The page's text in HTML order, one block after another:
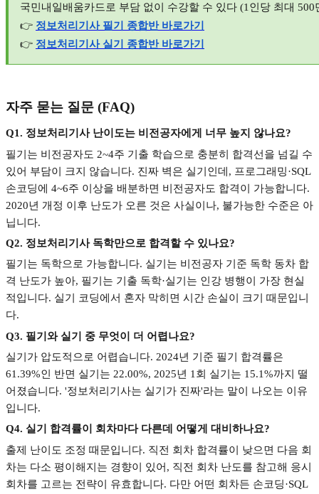
국민내일배움카드로 부담 없이 수강할 수 있다 (1 인당 최대 500
👉 정보처리기사 필기 종합반 바로가기
👉 정보처리기사 실기 종합반 바로가기
자주 묻는 질문 (FAQ)
Q1. 정보처리기사 난이도는 비전공자에게 너무 높지 않나요?
필기는 비전공자도 2~4주 기출 학습으로 충분히 합격선을 넘길 수
있어 부담이 크지 않습니다. 진짜 벽은 실기인데, 프로그래밍·SQL
손코딩에 4~6주 이상을 배분하면 비전공자도 합격이 가능합니다.
2020년 개정 이후 난도가 오른 것은 사실이나, 불가능한 수준은 아
닙니다.
Q2. 정보처리기사 독학만으로 합격할 수 있나요?
필기는 독학으로 가능합니다. 실기는 비전공자 기준 독학 동차 합
격 난도가 높아, 필기는 기출 독학·실기는 인강 병행이 가장 현실
적입니다. 실기 코딩에서 혼자 막히면 시간 손실이 크기 때문입니
다.
Q3. 필기와 실기 중 무엇이 더 어렵나요?
실기가 압도적으로 어렵습니다. 2024년 기준 필기 합격률은
61.39%인 반면 실기는 22.00%, 2025년 1 회 실기는 15.1%까지 떨
어졌습니다. '정보처리기사는 실기가 진짜'라는 말이 나오는 이유
입니다.
Q4. 실기 합격률이 회차마다 다른데 어떻게 대비하나요?
출제 난이도 조정 때문입니다. 직전 회차 합격률이 낮으면 다음 회
차는 다소 평이해지는 경향이 있어, 직전 회차 난도를 참고해 응시
회차를 고르는 전략이 유효합니다. 다만 어떤 회차든 손코딩·SQL